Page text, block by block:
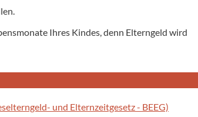
Ihres Kindes, denn Elterngeld wird
und Elternzeitgesetz - BEEG)